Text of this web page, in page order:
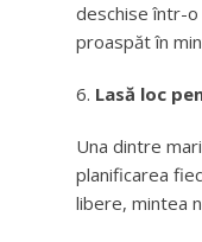
deschise într-
proaspăt în
Lasă loc
Una dintre
planificarea
libere, mintea